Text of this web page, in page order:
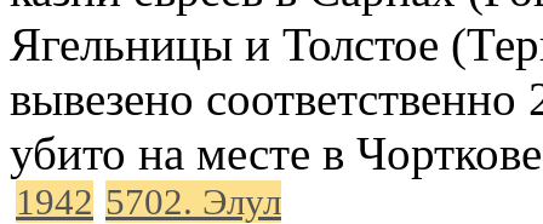
Ягельницы и Толстое
вывезено
убито на месте в
1942 5702. Элул